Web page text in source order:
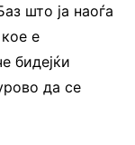
што ја наоѓа
е
бидејќи
да се